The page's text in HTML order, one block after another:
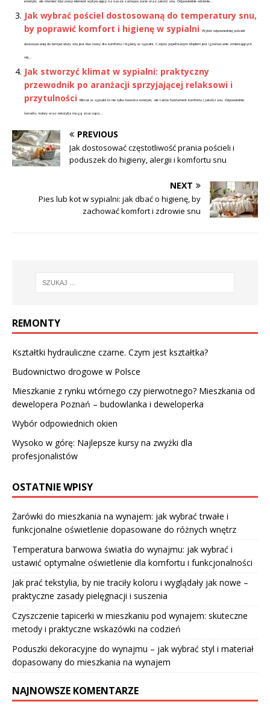
estetyki, ale również kluczowy element wpływający na nasze samopoczucie oraz jakość snu. Odpowiednie odcienie...
Jak wybrać pościel dostosowaną do temperatury snu,
by poprawić komfort i higienę w sypialni
Wybór odpowiedniej pościeli
dostosowanej do temperatury snu jest kluczowy dla komfortu i higieny w sypialni. Często popełnianym błędem jest ignorowanie zmieniających
się...
Jak stworzyć klimat w sypialni: praktyczny
przewodnik po aranżacji sprzyjającej relaksowi i
przytulności
Klimat w sypialni to nie tylko kwestia estetyki, ale także fundament komfortu i jakości snu. Odpowiednie
światło, kolory oraz tekstylia mogą znacząco...
PREVIOUS
Jak dostosować częstotliwość prania pościeli i
poduszek do higieny, alergii i komfortu snu
NEXT
Pies lub kot w sypialni: jak dbać o higienę, by
zachować komfort i zdrowie snu
REMONTY
Kształtki hydrauliczne czarne. Czym jest kształtka?
Budownictwo drogowe w Polsce
Mieszkanie z rynku wtórnego czy pierwotnego? Mieszkania od
dewelopera Poznań – budowlanka i deweloperka
Wybór odpowiednich okien
Wysoko w górę: Najlepsze kursy na zwyżki dla
profesjonalistów
OSTATNIE WPISY
Żarówki do mieszkania na wynajem: jak wybrać trwałe i
funkcjonalne oświetlenie dopasowane do różnych wnętrz
Temperatura barwowa światła do wynajmu: jak wybrać i
ustawić optymalne oświetlenie dla komfortu i funkcjonalności
Jak prać tekstylia, by nie traciły koloru i wyglądały jak nowe –
praktyczne zasady pielęgnacji i suszenia
Czyszczenie tapicerki w mieszkaniu pod wynajem: skuteczne
metody i praktyczne wskazówki na codzień
Poduszki dekoracyjne do wynajmu – jak wybrać styl i materiał
dopasowany do mieszkania na wynajem
NAJNOWSZE KOMENTARZE